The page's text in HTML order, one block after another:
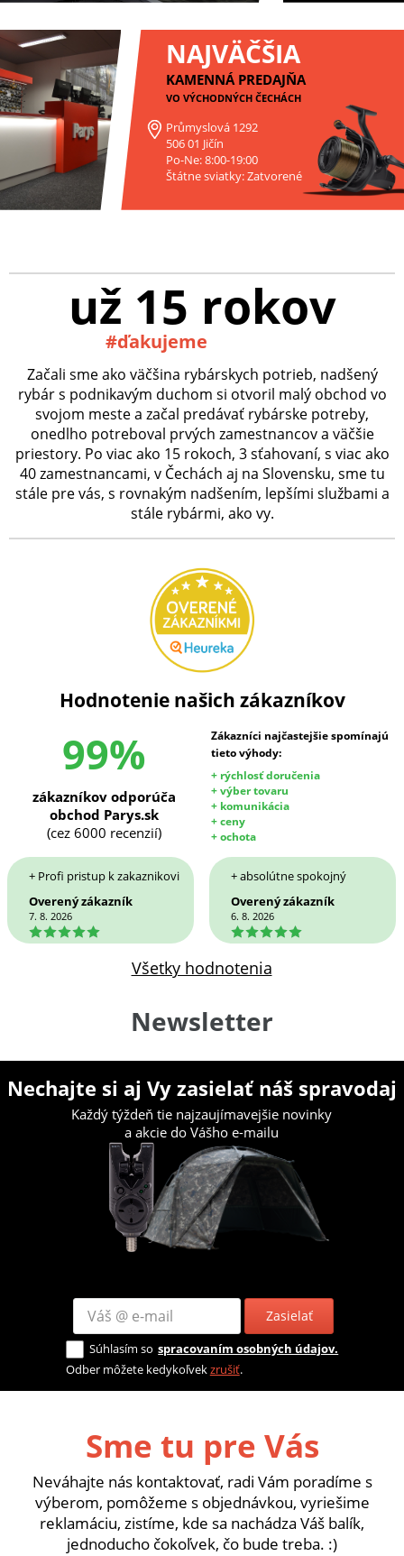
NAJVÄČŠIA
KAMENNÁ PREDAJŇA
VO VÝCHODNÝCH ČECHÁCH
Průmyslová 1292
506 01 Jičín
Po-Ne: 8:00-19:00
Štátne sviatky: Zatvorené
už 15 rokov
#ďakujeme
Začali sme ako väčšina rybárskych potrieb, nadšený
rybár s podnikavým duchom si otvoril malý obchod vo
svojom meste a začal predávať rybárske potreby,
onedlho potreboval prvých zamestnancov a väčšie
priestory. Po viac ako 15 rokoch, 3 sťahovaní, s viac ako
40 zamestnancami, v Čechách aj na Slovensku, sme tu
stále pre vás, s rovnakým nadšením, lepšími službami a
stále rybármi, ako vy.
Hodnotenie našich zákazníkov
99%
Zákazníci najčastejšie spomínajú
tieto výhody:
+ rýchlosť doručenia
+ výber tovaru
+ komunikácia
+ ceny
+ ochota
zákazníkov odporúča
obchod Parys.sk
(cez 6000 recenzií)
+ Profi pristup k zakaznikovi
Overený zákazník
7. 8. 2026
5
+ absolútne spokojný
Overený zákazník
6. 8. 2026
5
Všetky hodnotenia
Newsletter
Nechajte si aj Vy zasielať náš spravodaj
Každý týždeň tie najzaujímavejšie novinky
a akcie do Vášho e-mailu
Zasielať
Súhlasím so spracovaním osobných údajov.
Odber môžete kedykoľvekzrušiť.
Sme tu pre Vás
Neváhajte nás kontaktovať, radi Vám poradíme s
výberom, pomôžeme s objednávkou, vyriešime
reklamáciu, zistíme, kde sa nachádza Váš balík,
jednoducho čokoľvek, čo bude treba. :)